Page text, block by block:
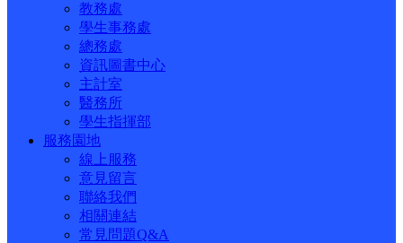
教務處
學生事務處
總務處
資訊圖書中心
主計室
醫務所
學生指揮部
服務園地
線上服務
意見留言
聯絡我們
相關連結
常見問題Q&A